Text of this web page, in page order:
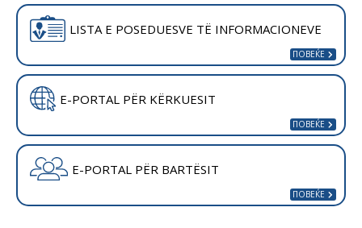
LISTA E POSEDUESVE TË INFORMACIONEVE
E-PORTAL PËR KËRKUESIT
E-PORTAL PËR BARTËSIT